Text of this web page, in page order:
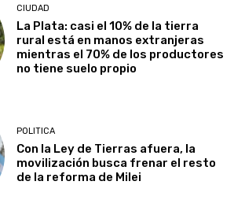
CIUDAD
La Plata: casi el 10% de la tierra
rural está en manos extranjeras
mientras el 70% de los productores
no tiene suelo propio
POLITICA
Con la Ley de Tierras afuera, la
movilización busca frenar el resto
de la reforma de Milei